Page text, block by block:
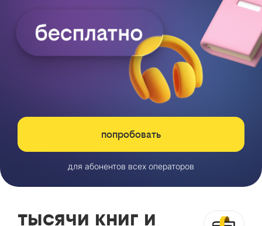
попробовать
для абонентов всех операторов
тысячи книг и